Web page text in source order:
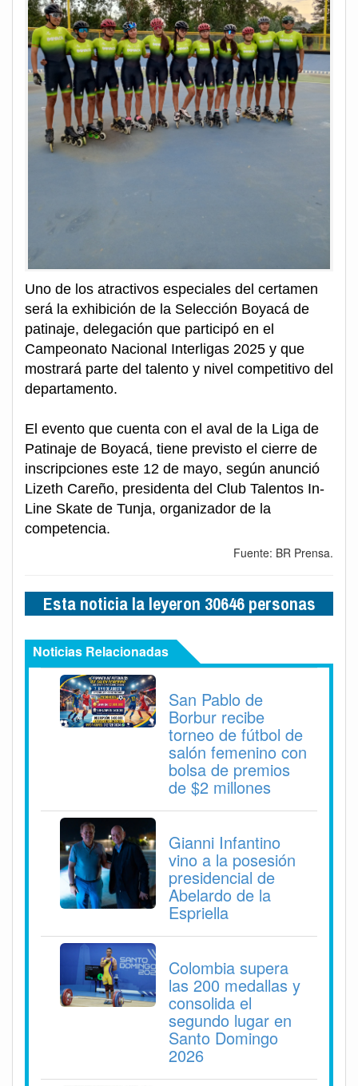
Uno de los atractivos especiales del certamen
será la exhibición de la Selección Boyacá de
patinaje, delegación que participó en el
Campeonato Nacional Interligas 2025 y que
mostrará parte del talento y nivel competitivo del
departamento.
El evento que cuenta con el aval de la Liga de
Patinaje de Boyacá, tiene previsto el cierre de
inscripciones este 12 de mayo, según anunció
Lizeth Careño, presidenta del Club Talentos In-
Line Skate de Tunja, organizador de la
competencia.
Fuente: BR Prensa.
Esta noticia la leyeron 30646 personas
Noticias Relacionadas
San Pablo de
Borbur recibe
torneo de fútbol de
salón femenino con
bolsa de premios
de $2 millones
Gianni Infantino
vino a la posesión
presidencial de
Abelardo de la
Espriella
Colombia supera
las 200 medallas y
consolida el
segundo lugar en
Santo Domingo
2026